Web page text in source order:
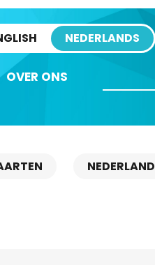
NEDERLANDS
OVER ONS
NEDERLAND